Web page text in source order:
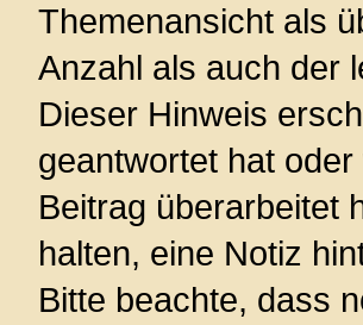
Themenansicht als
Anzahl als auch der
Dieser Hinweis
geantwortet hat
Beitrag überarbeitet
halten, eine Notiz
Bitte beachte, dass